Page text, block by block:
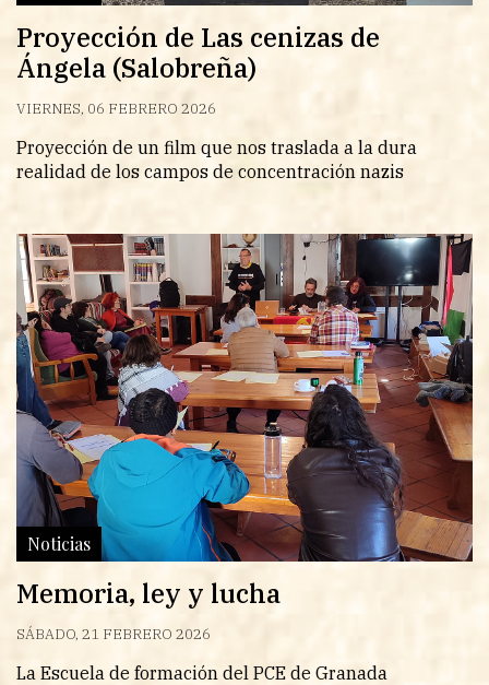
Proyección de Las cenizas de
Ángela (Salobreña)
VIERNES, 06 FEBRERO 2026
Proyección de un film que nos traslada a la dura
realidad de los campos de concentración nazis
Noticias
Memoria, ley y lucha
SÁBADO, 21 FEBRERO 2026
La Escuela de formación del PCE de Granada